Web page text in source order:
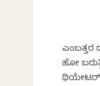
ಎಂಬತ್ತರ
ಹೋಗಿ
ಥಿಯೇಟರ್ (